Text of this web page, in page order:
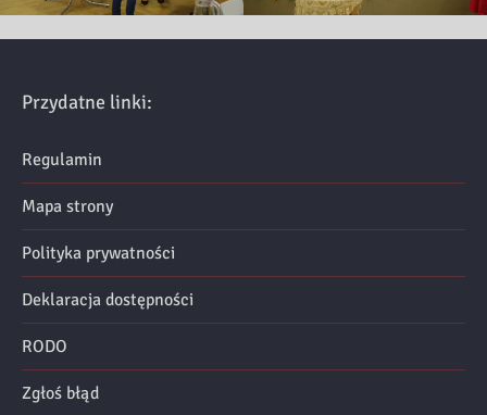
Przydatne linki:
Regulamin
Mapa strony
Polityka prywatności
Deklaracja dostępności
RODO
Zgłoś błąd